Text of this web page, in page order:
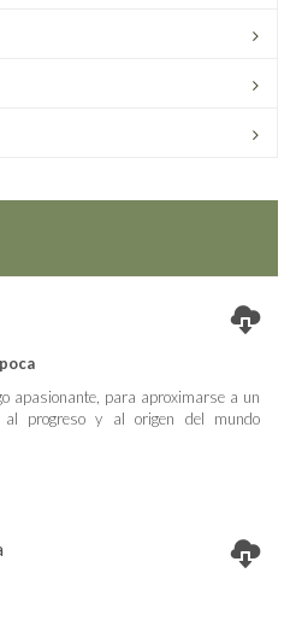
apasionante, para aproximarse a un
al progreso y al origen del mundo